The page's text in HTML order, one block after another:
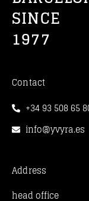
SINCE
1977
Contact
+34 93 508 65
info@yvyra.es
Address
head office